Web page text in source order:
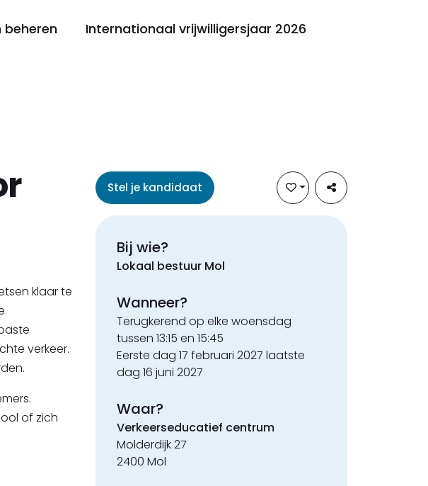
Internationaal vrijwilligersjaar 2026
klaar te
verkeer.
of zich
Stel je kandidaat
Bij wie?
Lokaal bestuur Mol
Wanneer?
Terugkerend op elke woensdag
tussen 13:15 en 15:45
Eerste dag 17 februari 2027 laatste
dag 16 juni 2027
Waar?
Verkeerseducatief centrum
Molderdijk 27
2400 Mol